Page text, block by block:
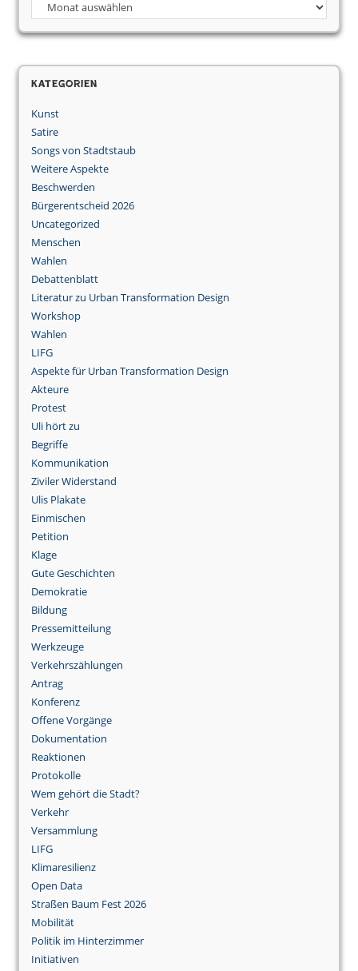
Kategorien
Kunst
Satire
Songs von Stadtstaub
Weitere Aspekte
Beschwerden
Bürgerentscheid 2026
Uncategorized
Menschen
Wahlen
Debattenblatt
Literatur zu Urban Transformation Design
Workshop
Wahlen
LIFG
Aspekte für Urban Transformation Design
Akteure
Protest
Uli hört zu
Begriffe
Kommunikation
Ziviler Widerstand
Ulis Plakate
Einmischen
Petition
Klage
Gute Geschichten
Demokratie
Bildung
Pressemitteilung
Werkzeuge
Verkehrszählungen
Antrag
Konferenz
Offene Vorgänge
Dokumentation
Reaktionen
Protokolle
Wem gehört die Stadt?
Verkehr
Versammlung
LIFG
Klimaresilienz
Open Data
Straßen Baum Fest 2026
Mobilität
Politik im Hinterzimmer
Initiativen